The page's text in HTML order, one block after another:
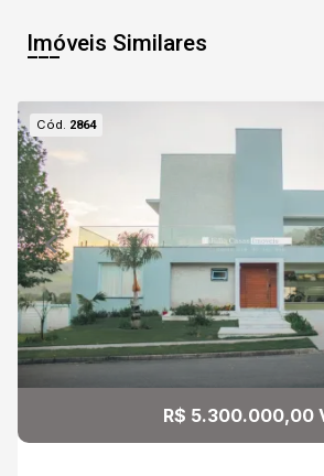
Imóveis Similares
Cód. 2864
R$ 5.300.000,00